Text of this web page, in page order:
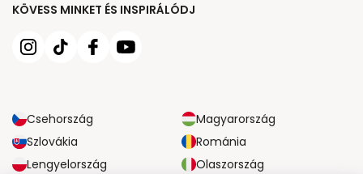
KÖVESS MINKET ÉS INSPIRÁLÓDJ
Csehország
Magyarország
Szlovákia
Románia
Lengyelország
Olaszország